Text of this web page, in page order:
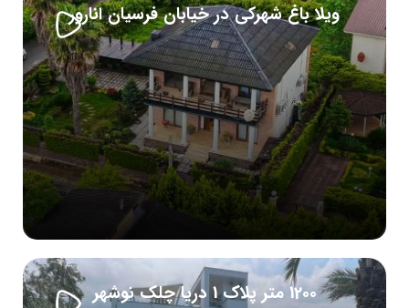
ویلا باغ شهرکی در خیابان فرسیان انارور
1200 متر پلاک 1 دریا چلک نوشهر